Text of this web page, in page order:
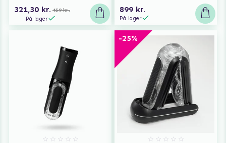
321,30 kr. 459 kr.
På lager
899 kr.
På lager
-25%